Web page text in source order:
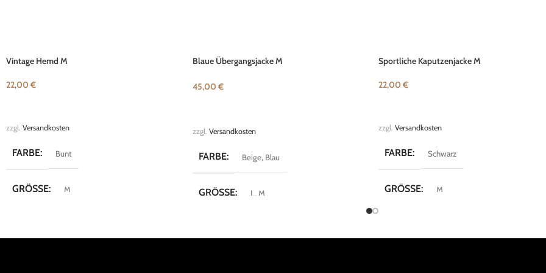
Vintage Hemd M
22,00 €
zzgl. Versandkosten
FARBE Bunt
GRÖSSE M
Blaue Übergangsjacke M
45,00 €
zzgl. Versandkosten
FARBE Beige, Blau
GRÖSSE L , M
Sportliche Kaputzenjacke M
22,00 €
zzgl. Versandkosten
FARBE Schwarz
GRÖSSE M